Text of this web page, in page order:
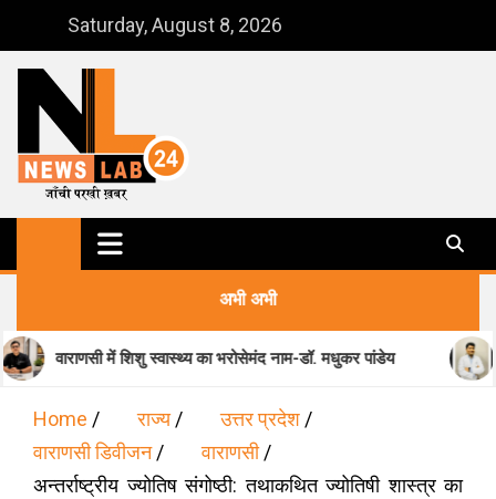
content
Saturday, August 8, 2026
NewsLab24
जाँची परखी ख़बर
अभी अभी
स्वास्थ्य का भरोसेमंद नाम-डॉ. मधुकर पांडेय मानसिक स्वास्थ्य के
Home राज्य
उत्तर प्रदेश
वाराणसी डिवीजन
वाराणसी
अन्तर्राष्ट्रीय ज्योतिष संगोष्ठी: तथाकथित ज्‍योतिषी शास्‍त्र का